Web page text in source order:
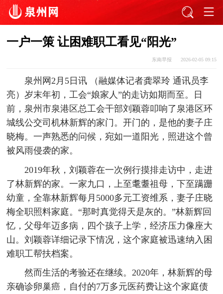
一户一策 让困难职工看见“阳光”
东南早报 2026-02-05 09:15
泉州网2月5日讯 （融媒体记者龚翠玲 通讯员李
亮）岁末年初，工会“娘家人”的走访如期而至。日
前，泉州市泉港区总工会干部刘颖蓉叩响了泉港区环
城线公交司机林新辉的家门。开门的，是他的妻子庄
晓梅。一声熟悉的问候，宛如一道阳光，照进这个曾
被风雨侵袭的家。
2019年秋，刘颖蓉在一次例行摸排走访中，走进
了林新辉的家。一家九口，上至耄耋祖母，下至蹒跚
幼童，全靠林新辉每月5000多元工资维系，妻子庄晓
梅全职照料家庭。“那时真觉得天是灰的。”林新辉回
忆，父母年迈多病，四个孩子上学，经济压力像座大
山。刘颖蓉详细记录下情况，这个家庭被迅速纳入困
难职工帮扶档案。
然而生活的考验还在继续。2020年，林新辉的母
亲确诊卵巢癌，自付的7万多元医药费让这个家庭债